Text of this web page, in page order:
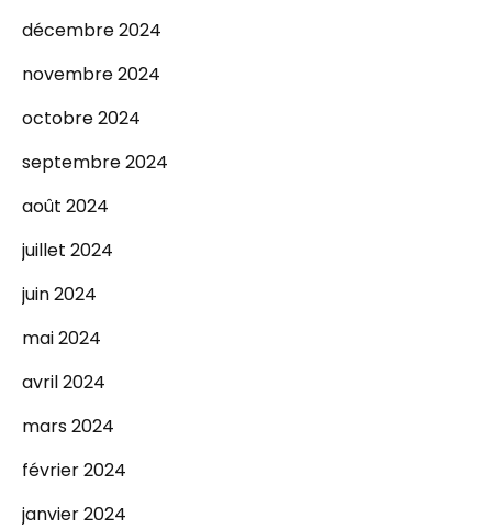
décembre 2024
novembre 2024
octobre 2024
septembre 2024
août 2024
juillet 2024
juin 2024
mai 2024
avril 2024
mars 2024
février 2024
janvier 2024